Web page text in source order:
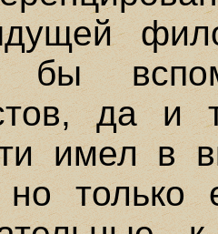
бы
да и
имел в
только